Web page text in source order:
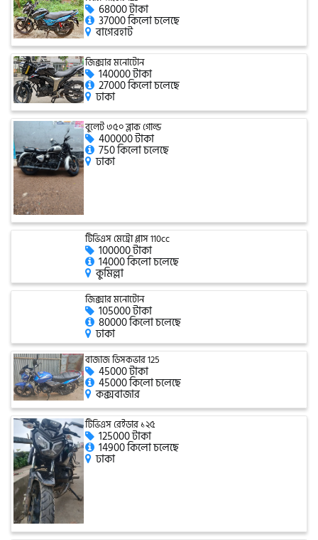
গ্রীন টাইগার (Green Tiger)
বীটল বোল্ট (Beetle Bolt)
বেনেলি (Benelli)
বেনেট (Bennett)
বিএমডাব্লিউ (BMW)
রয়েল এনফিল্ড (Royal Enfield)
এফকেএম (FKM)
হারলি ডেভিডসন
রিগাল র‍্যাপটার (Regal Raptor)
অ্যাটলাস জংশেন
68000 টাকা
37000 কিলো চলেছে
বাগেরহাট
জিক্সার মনোটোন
140000 টাকা
27000 কিলো চলেছে
ঢাকা
বুলেট ৩৫০ ব্লাক গোল্ড
400000 টাকা
750 কিলো চলেছে
ঢাকা
টিভিএস মেট্রো প্লাস 110cc
100000 টাকা
14000 কিলো চলেছে
কুমিল্লা
জিক্সার মনোটোন
105000 টাকা
80000 কিলো চলেছে
ঢাকা
বাজাজ ডিসকভার 125
45000 টাকা
45000 কিলো চলেছে
কক্সবাজার
টিভিএস রেইডার ১২৫
125000 টাকা
14900 কিলো চলেছে
ঢাকা